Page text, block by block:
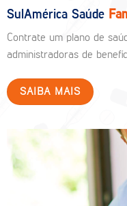
SulAmérica Saúde
Contrate um plano de
administradoras de
SAIBA MAIS